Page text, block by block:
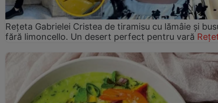
Rețeta Gabrielei Cristea de tiramisu cu lămâie și
fără limoncello. Un desert perfect pentru vară